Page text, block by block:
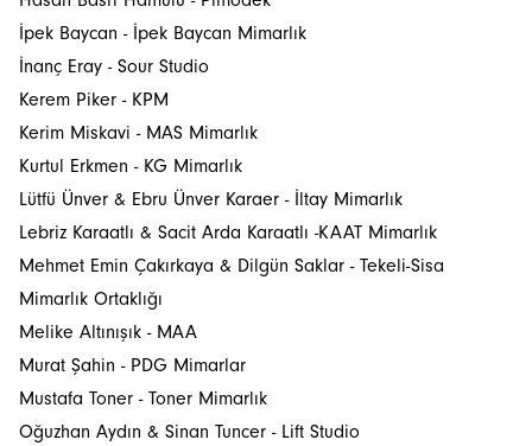
News
Events
Projects
İpek Baycan - İpek Baycan Mimarlık
İnanç Eray - Sour Studio
Kerem Piker - KPM
Kerim Miskavi - MAS Mimarlık
Kurtul Erkmen - KG Mimarlık
Lütfü Ünver & Ebru Ünver Karaer - İltay Mimarlık
Lebriz Karaatlı & Sacit Arda Karaatlı -KAAT Mimarlık
Mehmet Emin Çakırkaya & Dilgün Saklar - Tekeli-Sisa
Mimarlık Ortaklığı
Melike Altınışık - MAA
Murat Şahin - PDG Mimarlar
Mustafa Toner - Toner Mimarlık
Oğuzhan Aydın & Sinan Tuncer - Lift Studio